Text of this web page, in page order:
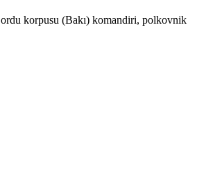
korpusu (Bakı) komandiri, polkovnik